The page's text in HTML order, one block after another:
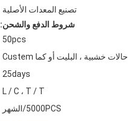
تصنيع المعدات الأصلية
شروط الدفع والشحن:
50pcs
حالات خشبية ، البليت أو كما Custem
25days
L / C ، T / T
5000PCS/الشهر